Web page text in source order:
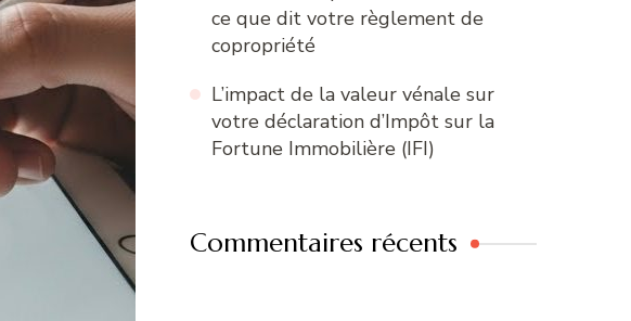
ce que dit votre règlement de
copropriété
L’impact de la valeur vénale sur
votre déclaration d’Impôt sur la
Fortune Immobilière (IFI)
Commentaires récents